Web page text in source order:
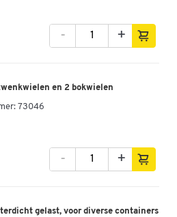
- +
en 2 bokwielen
73046
- +
gelast, voor diverse containers